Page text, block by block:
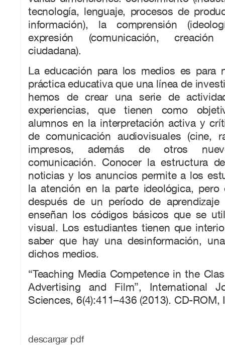
tecnología, lenguaje, procesos de
información), la comprensión
expresión (comunicación,
ciudadana).
La educación para los medios es para
práctica educativa que una línea de
hemos de crear una serie de
experiencias, que tienen como
alumnos en la interpretación activa y
de comunicación audiovisuales (cine,
impresos, además de otros
comunicación. Conocer la estructura
noticias y los anuncios permite a los
la atención en la parte ideológica, pero
después de un período de
enseñan los códigos básicos que se
visual. Los estudiantes tienen que
saber que hay una desinformación,
dichos medios.
“Teaching Media Competence in the
Advertising and Film”, International
Sciences, 6(4):411–436 (2013). CD-
descargar pdf